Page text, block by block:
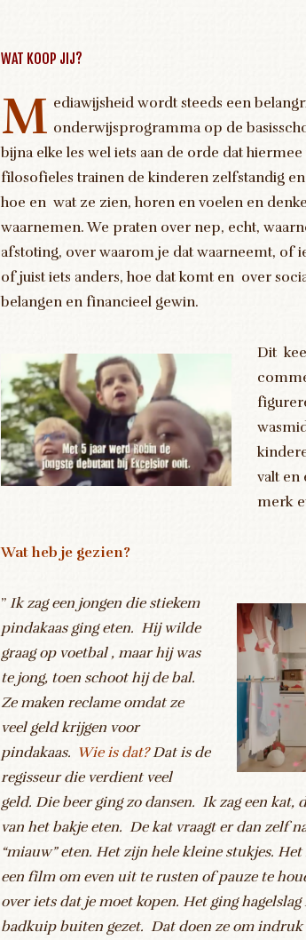
WAT KOOP JIJ?
M ediawijsheid wordt steeds een
onderwijsprogramma op de
bijna elke les wel iets aan de orde dat
filosofieles trainen de kinderen zelfstandig
hoe en wat ze zien, horen en voelen en
waarnemen. We praten over nep, echt,
afstoting, over waarom je dat waarneemt, of
of juist iets anders, hoe dat komt en over
belangen en financieel gewin.
Dit
valt en
merk
Wat heb je gezien?
” Ik zag een jongen die stiekem
pindakaas ging eten. Hij wilde
graag op voetbal , maar hij was
te jong, toen schoot hij de bal.
Ze maken reclame omdat ze
veel geld krijgen voor
pindakaas. Wie is dat?Dat is de
regisseur die verdient veel
geld. Die beer ging zo dansen. Ik zag een kat,
van het bakje eten. De kat vraagt er dan zelf
“miauw” eten. Het zijn hele kleine stukjes.
een film om even uit te rusten of pauze te
over iets dat je moet kopen. Het ging
badkuip buiten gezet. Dat doen ze om indruk